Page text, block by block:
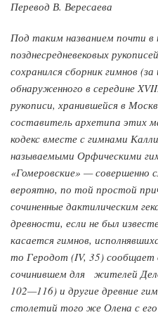
Перевод В. Вересаева
Под таким названием почти в
позднесредневековых
сохранился сборник гимнов
обнаруженного в середине
рукописи, хранившейся в
составитель архетипа этих
кодекс вместе с гимнами
называемыми Орфическими
«Гомеровские» — совершенно
вероятно, по той простой
сочиненные дактилическим
древности, если не был
касается гимнов,
то Геродот (IV, 35) сообщает
сочинившем для жителей
102—116) и другие древние
столетий того же Олена с